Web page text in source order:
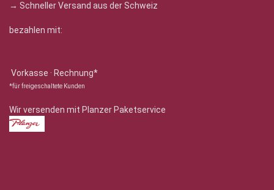
→ Schneller Versand aus der Schweiz
bezahlen mit:
Vorkasse · Rechnung*
*für freigeschaltete Kunden
Wir versenden mit Planzer Paketservice